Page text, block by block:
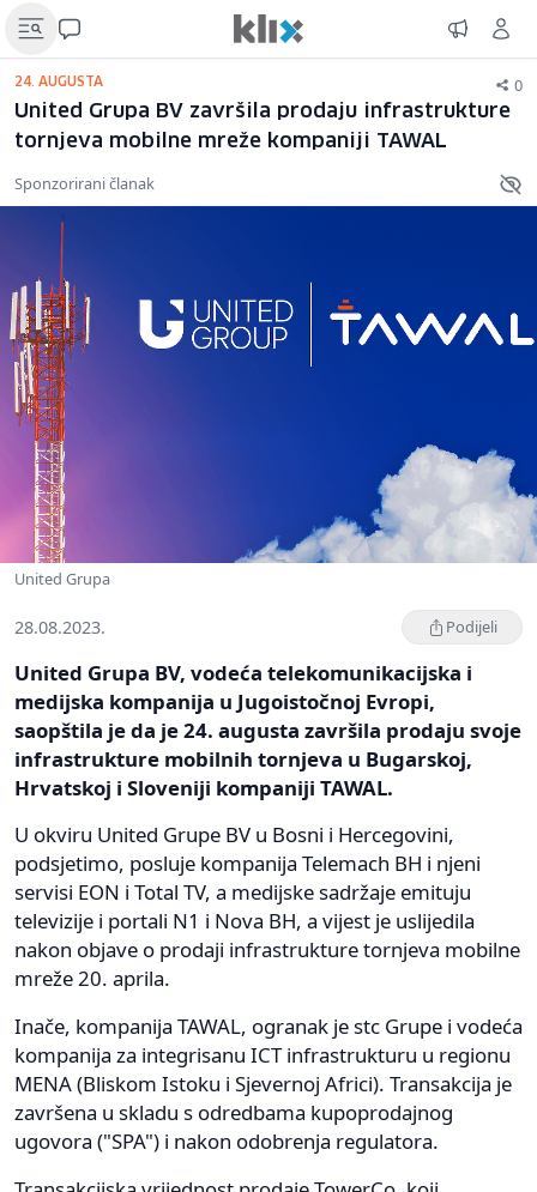
24. AUGUSTA 0
United Grupa BV završila prodaju infrastrukture
tornjeva mobilne mreže kompaniji TAWAL
Sponzorirani članak
United Grupa
28.08.2023. Podijeli
United Grupa BV, vodeća telekomunikacijska i
medijska kompanija u Jugoistočnoj Evropi,
saopštila je da je 24. augusta završila prodaju svoje
infrastrukture mobilnih tornjeva u Bugarskoj,
Hrvatskoj i Sloveniji kompaniji TAWAL.
U okviru United Grupe BV u Bosni i Hercegovini,
podsjetimo, posluje kompanija Telemach BH i njeni
servisi EON i Total TV, a medijske sadržaje emituju
televizije i portali N1 i Nova BH, a vijest je uslijedila
nakon objave o prodaji infrastrukture tornjeva mobilne
mreže 20. aprila.
Inače, kompanija TAWAL, ogranak je stc Grupe i vodeća
kompanija za integrisanu ICT infrastrukturu u regionu
MENA (Bliskom Istoku i Sjevernoj Africi). Transakcija je
završena u skladu s odredbama kupoprodajnog
ugovora ("SPA") i nakon odobrenja regulatora.